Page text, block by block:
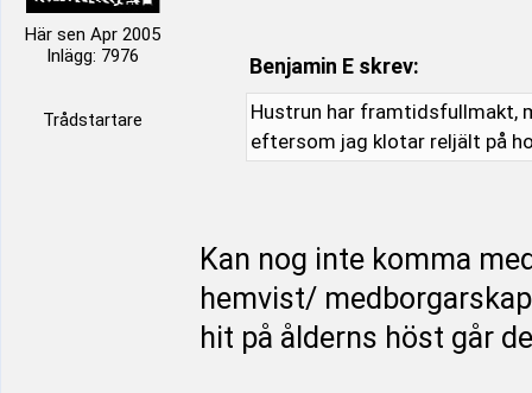
Här sen Apr 2005
Inlägg: 7976
Trådstartare
Benjamin E skrev:
Hustrun har framtidsfullmakt,
eftersom jag klotar reljält på
Kan nog inte komma
hemvist/
hit på ålderns höst går